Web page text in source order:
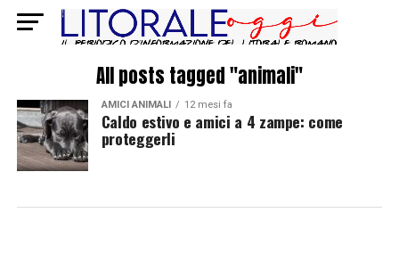
All posts tagged "animali"
AMICI ANIMALI 12 mesi fa
Caldo estivo e amici a 4 zampe: come
proteggerli